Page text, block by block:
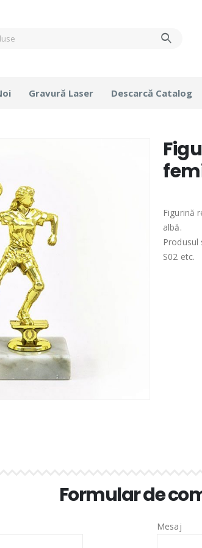
Gravură Laser Descarcă Catalog
Figurină
albă.
S02 etc.
Formular de
Mesaj